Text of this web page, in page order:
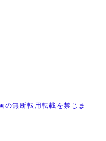
無断転用転載を禁じま